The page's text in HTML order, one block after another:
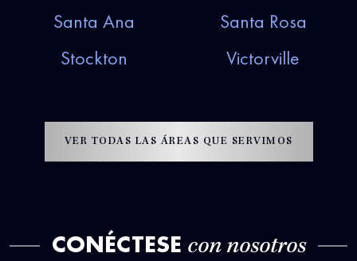
Santa Ana
Santa Rosa
Stockton
Victorville
VER TODAS LAS ÁREAS QUE SERVIMOS
CONÉCTESE con nosotros